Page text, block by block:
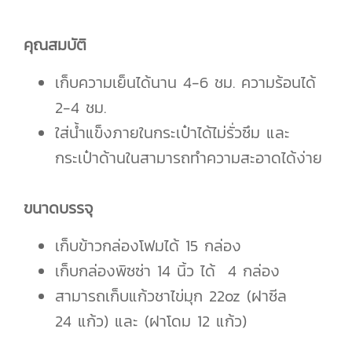
คุณสมบัติ
เก็บความเย็นได้นาน 4-6 ชม. ความร้อนได้
2-4 ชม.
ใส่น้ำแข็งภายในกระเป๋าได้ไม่รั่วซึม และ
กระเป๋าด้านในสามารถทำความสะอาดได้ง่าย
ขนาดบรรจุ
เก็บข้าวกล่องโฟมได้ 15 กล่อง
เก็บกล่องพิซซ่า 14 นิ้ว ได้ 4 กล่อง
สามารถเก็บแก้วชาไข่มุก 22oz (ฝาซีล
24 แก้ว) และ (ฝาโดม 12 แก้ว)